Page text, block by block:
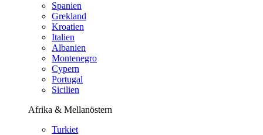
Spanien
Grekland
Kroatien
Italien
Albanien
Montenegro
Cypern
Portugal
Sicilien
Afrika & Mellanöstern
Turkiet